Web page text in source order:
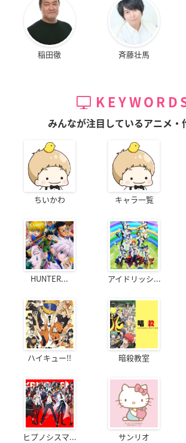
稲田徹 斉藤壮馬
みんなが注目しているアニメ・
ちいかわ キャラ一覧
HUNTER... アイドリッシ...
ハイキュー!! 暗殺教室
ヒプノシスマ... サンリオ